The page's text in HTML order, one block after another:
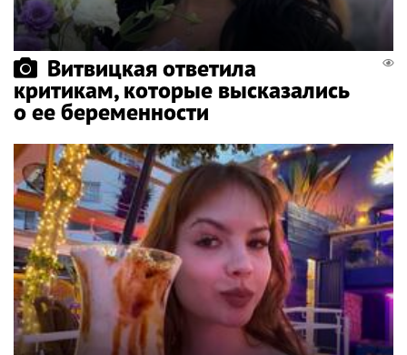
Витвицкая ответила
критикам, которые высказались
о ее беременности